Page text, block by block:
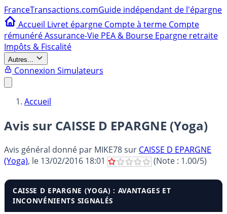
FranceTransactions.comGuide indépendant de l'épargne
Accueil Livret épargne Compte à terme Compte
rémunéréAssurance-Vie PEA & Bourse Epargne retraite
Impôts & Fiscalité
Autres...
Connexion Simulateurs
Accueil
Avis sur CAISSE D EPARGNE (Yoga)
Avis général donné par MIKE78sur CAISSE D EPARGNE
(Yoga), le 13/02/2016 18:01 (Note : 1.00/5)
CAISSE D EPARGNE (YOGA) : AVANTAGES ET
INCONVÉNIENTS SIGNALÉS